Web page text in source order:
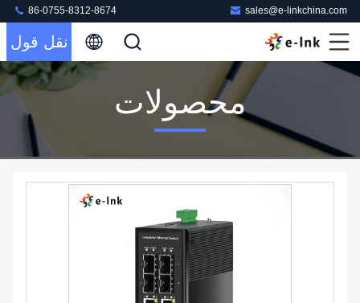
sales@e-linkchina.com
86-0755-8312-8674
نقل قول
محصولات